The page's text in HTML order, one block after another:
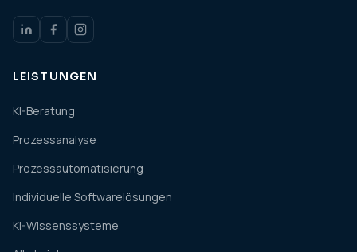
LEISTUNGEN
KI-Beratung
Prozessanalyse
Prozessautomatisierung
Individuelle Softwarelösungen
KI-Wissenssysteme